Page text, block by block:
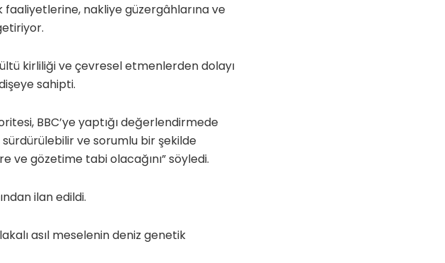
faaliyetlerine, nakliye güzergâhlarına ve
kirliliği ve çevresel etmenlerden dolayı
sahipti.
BBC’ye yaptığı değerlendirmede
ve sorumlu bir şekilde
ve gözetime tabi olacağını” söyledi.
ilan edildi.
asıl meselenin deniz genetik